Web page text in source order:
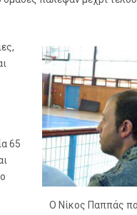
O Νίκος Παππάς
65